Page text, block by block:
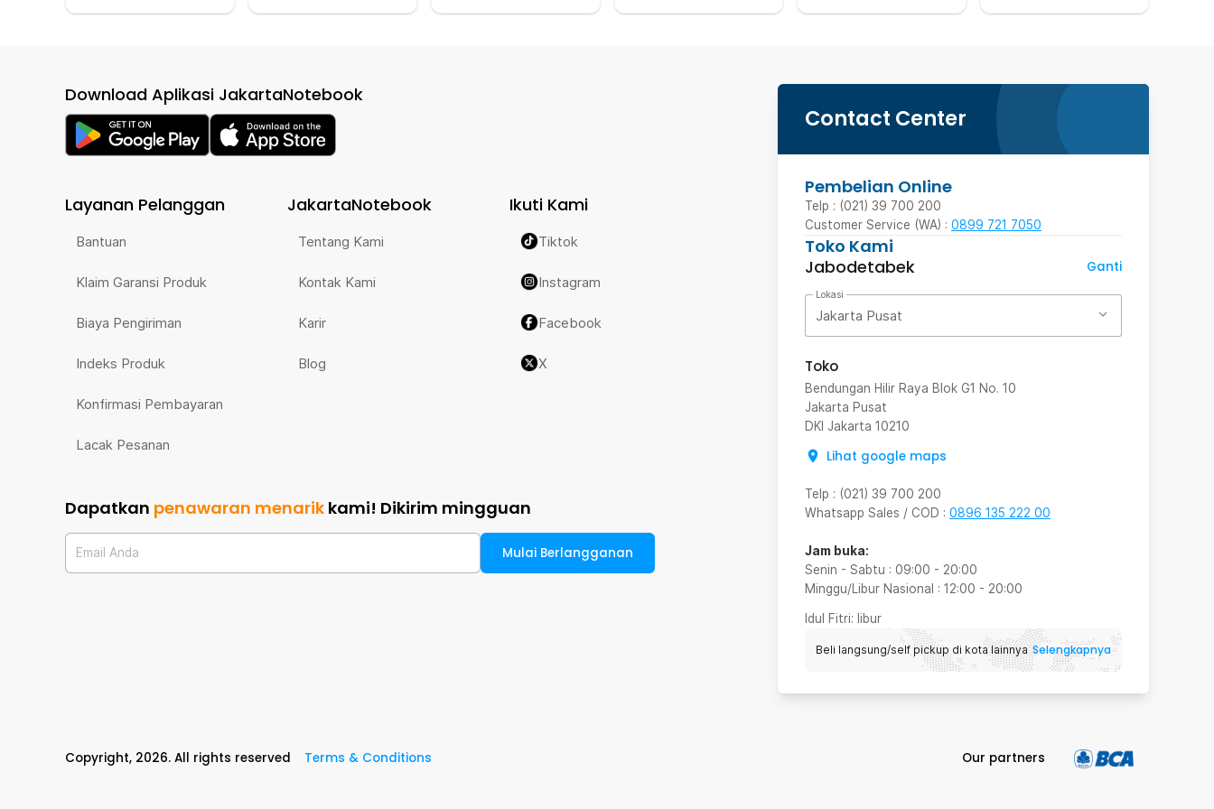
Contact Center
Pembelian Online
Telp : (021) 39 700 200
Customer Service (WA) : 0899 721 7050
Toko Kami
Jabodetabek
Ganti
Lokasi
Jakarta Pusat
Toko
Bendungan Hilir Raya Blok G1 No. 10
Jakarta Pusat
DKI Jakarta 10210
Lihat google maps
Telp : (021) 39 700 200
Whatsapp Sales / COD : 0896 135 222 00
Jam buka:
Senin - Sabtu : 09:00 - 20:00
Minggu/Libur Nasional : 12:00 - 20:00
Idul Fitri: libur
Beli langsung/self pickup di kota lainnya Selengkapnya
Download Aplikasi JakartaNotebook
Layanan Pelanggan
Bantuan
Klaim Garansi Produk
Biaya Pengiriman
Indeks Produk
Konfirmasi Pembayaran
Lacak Pesanan
JakartaNotebook
Tentang Kami
Kontak Kami
Karir
Blog
Ikuti Kami
Tiktok
Instagram
Facebook
X
Dapatkan penawaran menarik kami! Dikirim mingguan
Email Anda Mulai Berlangganan
Copyright, 2026. All rights reserved Terms & Conditions Our partners